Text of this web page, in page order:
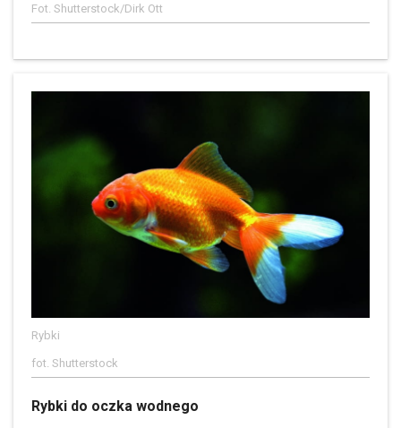
Fot. Shutterstock/Dirk Ott
Rybki
fot. Shutterstock
Rybki do oczka wodnego